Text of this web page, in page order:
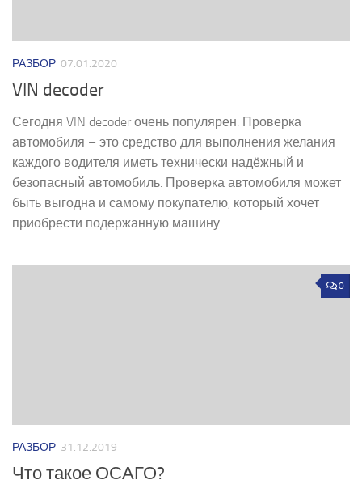
РАЗБОР 07.01.2020
VIN decoder
Сегодня VIN decoder очень популярен. Проверка
автомобиля – это средство для выполнения желания
каждого водителя иметь технически надёжный и
безопасный автомобиль. Проверка автомобиля может
быть выгодна и самому покупателю, который хочет
приобрести подержанную машину....
0
РАЗБОР 31.12.2019
Что такое ОСАГО?